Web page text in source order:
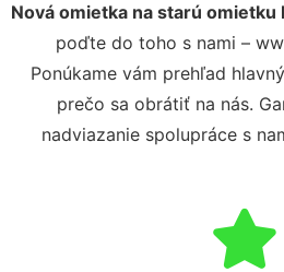
Nová omietka na starú
poďte do toho s nami –
Ponúkame vám prehľad
prečo sa obrátiť na nás.
nadviazanie spolupráce s